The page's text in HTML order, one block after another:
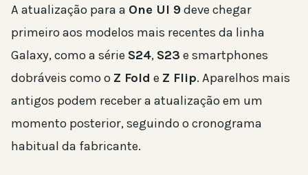
A atualização para a One UI 9deve chegar
primeiro aos modelos mais recentes da linha
Galaxy, como a série S24, S23 e smartphones
dobráveis como o Z Fold e Z Flip. Aparelhos mais
antigos podem receber a atualização em um
momento posterior, seguindo o cronograma
habitual da fabricante.